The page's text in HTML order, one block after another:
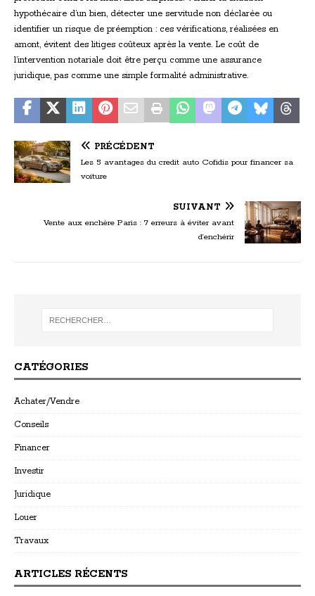
hypothécaire d’un bien, détecter une servitude non déclarée ou
identifier un risque de préemption : ces vérifications, réalisées en
amont, évitent des litiges coûteux après la vente. Le coût de
l’intervention notariale doit être perçu comme une assurance
juridique, pas comme une simple formalité administrative.
PRÉCÉDENT
Les 5 avantages du credit auto Cofidis pour financer sa
voiture
SUIVANT
Vente aux enchère Paris : 7 erreurs à éviter avant
d’enchérir
CATÉGORIES
Achater/Vendre
Conseils
Financer
Investir
Juridique
Louer
Travaux
ARTICLES RÉCENTS